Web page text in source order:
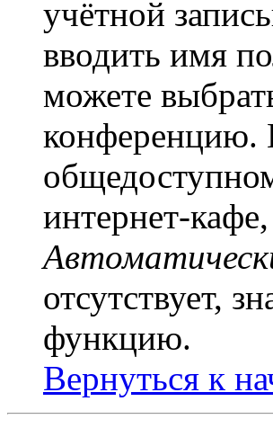
учётной
вводить имя
можете
конференцию.
интернет-
отсутствует,
функцию.
Вернуться к